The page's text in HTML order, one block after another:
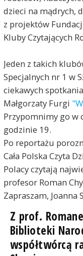
dzieci na mądrych,
z projektów
Kluby Czytających
Jeden z takich
Specjalnych nr 1 w
ciekawych
Małgorzaty Furgi
Przypomnimy go w
godzinie 19.
Po reportażu
Cała Polska Czyta
Polacy czytają
profesor Roman
Zapraszam, Joanna
Z prof.
Biblioteki
współtwórcą